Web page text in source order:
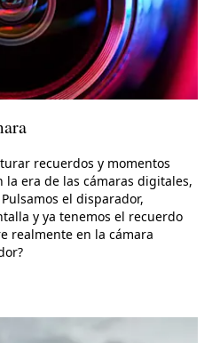
recuerdos y momentos
la era de las cámaras digitales,
el disparador,
y ya tenemos el recuerdo
realmente en la cámara